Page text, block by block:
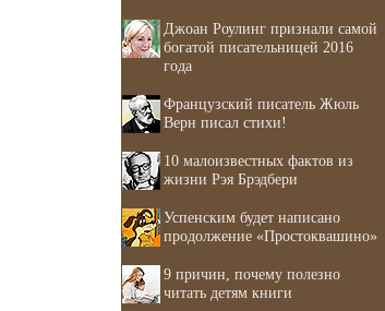
Джоан Роулинг признали самой
богатой писательницей 2016
года
Французский писатель Жюль
Верн писал стихи!
10 малоизвестных фактов из
жизни Рэя Брэдбери
Успенским будет написано
продолжение «Простоквашино»
9 причин, почему полезно
читать детям книги